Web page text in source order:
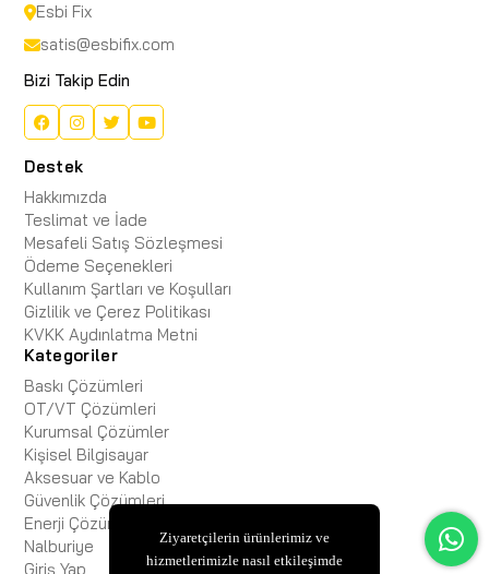
Esbi Fix
satis@esbifix.com
Bizi Takip Edin
Destek
Hakkımızda
Teslimat ve İade
Mesafeli Satış Sözleşmesi
Ödeme Seçenekleri
Kullanım Şartları ve Koşulları
Gizlilik ve Çerez Politikası
KVKK Aydınlatma Metni
Kategoriler
Baskı Çözümleri
OT/VT Çözümleri
Kurumsal Çözümler
Kişisel Bilgisayar
Aksesuar ve Kablo
Güvenlik Çözümleri
Enerji Çözümleri
Nalburiye
Giriş Yap
Ziyaretçilerin ürünlerimiz ve
hizmetlerimizle nasıl etkileşimde